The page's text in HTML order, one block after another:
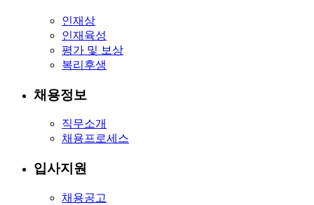
인재상
인재육성
평가 및 보상
복리후생
채용정보
직무소개
채용프로세스
입사지원
채용공고